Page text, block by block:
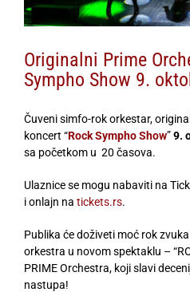
Originalni Prime
Sympho Show 9.
Čuveni simfo-rok orkestar,
koncert “Rock Sympho Show”9.
sa početkom u 20 časova.
Ulaznice se mogu nabaviti na
i onlajn na tickets.rs.
Publika će doživeti moć rok
orkestra u novom spektaklu –
PRIME Orchestra, koji slavi
nastupa!